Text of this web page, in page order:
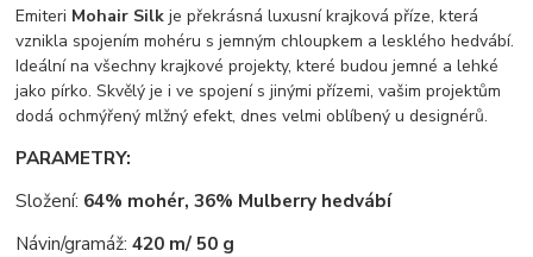
Emiteri Mohair Silk je překrásná luxusní krajková příze, která
vznikla spojením mohéru s jemným chloupkem a lesklého hedvábí.
Ideální na všechny krajkové projekty, které budou jemné a lehké
jako pírko. Skvělý je i ve spojení s jinými přízemi, vašim projektům
dodá ochmýřený mlžný efekt, dnes velmi oblíbený u designérů.
PARAMETRY:
Složení: 64% mohér, 36% Mulberry hedvábí
Návin/gramáž:420 m/ 50 g